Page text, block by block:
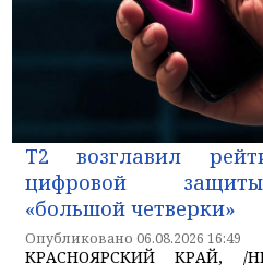
T2 возглавил
цифровой
«большой четверки»
Опубликовано 06.08.2026 16:49
КРАСНОЯРСКИЙ КРАЙ, /